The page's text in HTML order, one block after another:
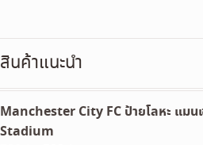
สินค้าแนะนำ
Manchester City FC ป้ายโลหะ แมน
Stadium